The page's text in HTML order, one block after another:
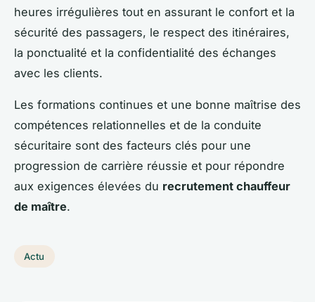
heures irrégulières tout en assurant le confort et la
sécurité des passagers, le respect des itinéraires,
la ponctualité et la confidentialité des échanges
avec les clients.
Les formations continues et une bonne maîtrise des
compétences relationnelles et de la conduite
sécuritaire sont des facteurs clés pour une
progression de carrière réussie et pour répondre
aux exigences élevées du recrutement chauffeur
de maître.
Actu